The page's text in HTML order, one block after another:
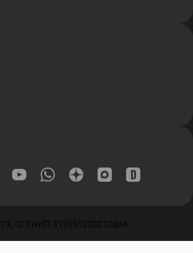
ОГРНИП 317695200010804